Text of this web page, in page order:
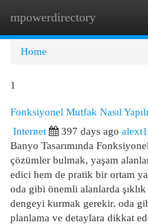
mpowerdirectory
Home
1
Fonksiyonel Mutfak Nasıl
Internet
397 days ago
Banyo Tasarımında
çözümler bulmak, yaşam
edici hem de pratik bir ortam
oda gibi önemli alanlarda
dengeyi kurmak gerekir. oda
planlama ve detaylara dikkat